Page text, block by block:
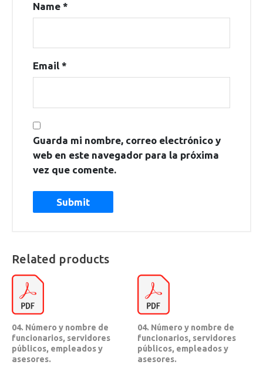
Name *
Email *
Guarda mi nombre, correo electrónico y
web en este navegador para la próxima
vez que comente.
Related products
04. Número y nombre de
funcionarios, servidores
públicos, empleados y
asesores.
04. Número y nombre de
funcionarios, servidores
públicos, empleados y
asesores.